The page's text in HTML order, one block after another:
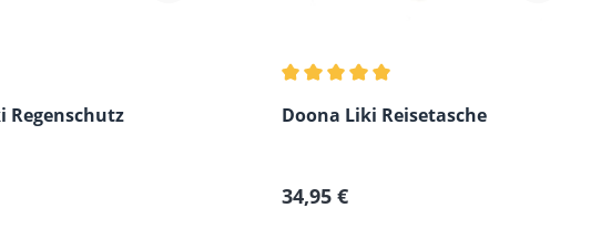
Regenschutz
Doona Liki Reisetasche
Regulärer Preis:
34,95 €